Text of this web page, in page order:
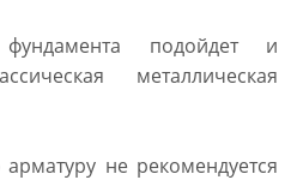
подойдет и
металлическая
арматуру не рекомендуется